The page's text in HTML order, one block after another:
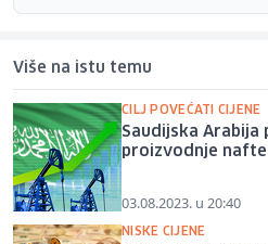
Više na istu temu
CILJ POVEĆATI CIJENE
Saudijska Arabija
proizvodnje
03.08.2023. u 20:40
NISKE CIJENE